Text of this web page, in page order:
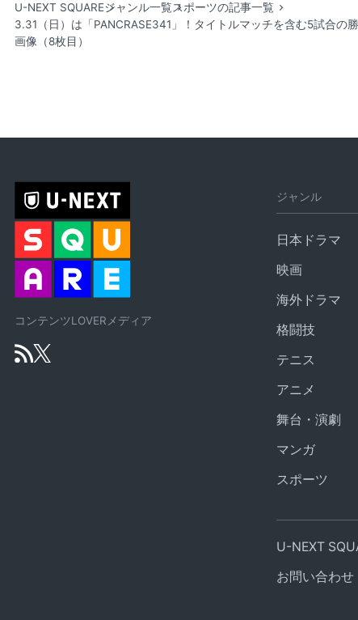
U-NEXT SQUAREジャンル一覧スポーツの記事一覧
3.31（日）は「PANCRASE341」！タイトルマッチを含む5試合の
画像（8枚目）
コンテンツLOVERメディア
ジャンル
日本ドラマ
映画
海外ドラマ
格闘技
テニス
アニメ
舞台・演劇
マンガ
スポーツ
U-NEXT
お問い合わせ